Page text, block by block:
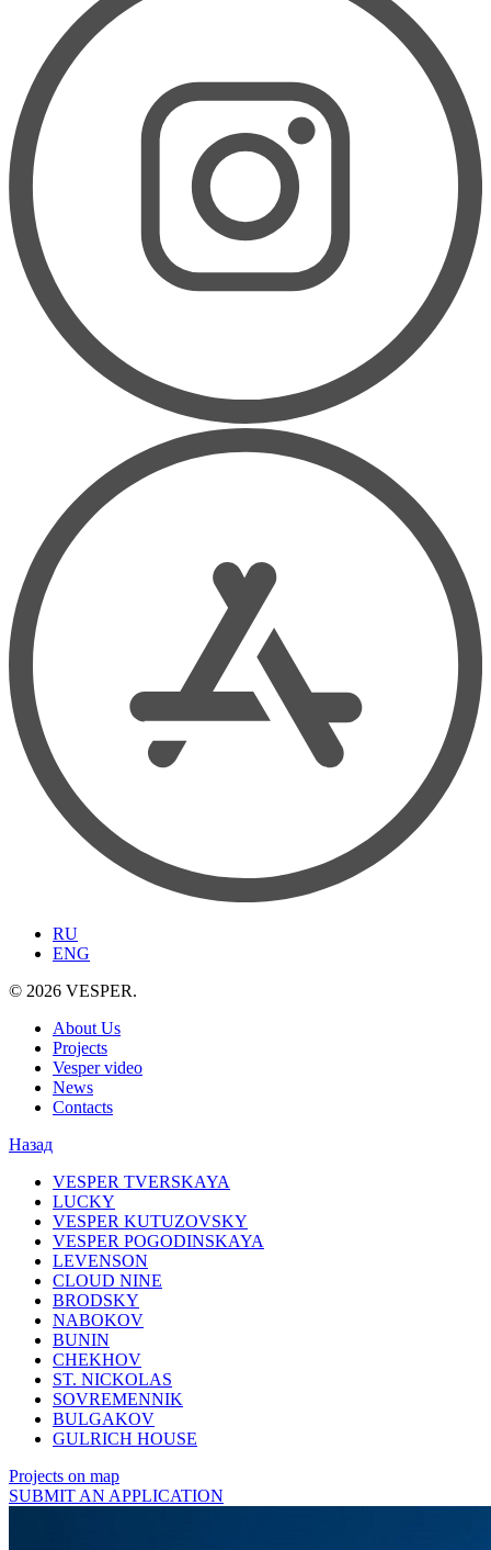
RU
ENG
© 2026 VESPER.
About Us
Projects
Vesper video
News
Contacts
Назад
VESPER TVERSKAYA
LUCKY
VESPER KUTUZOVSKY
VESPER POGODINSKAYA
LEVENSON
CLOUD NINE
BRODSKY
NABOKOV
BUNIN
CHEKHOV
ST. NICKOLAS
SOVREMENNIK
BULGAKOV
GULRICH HOUSE
Projects on map
SUBMIT AN APPLICATION